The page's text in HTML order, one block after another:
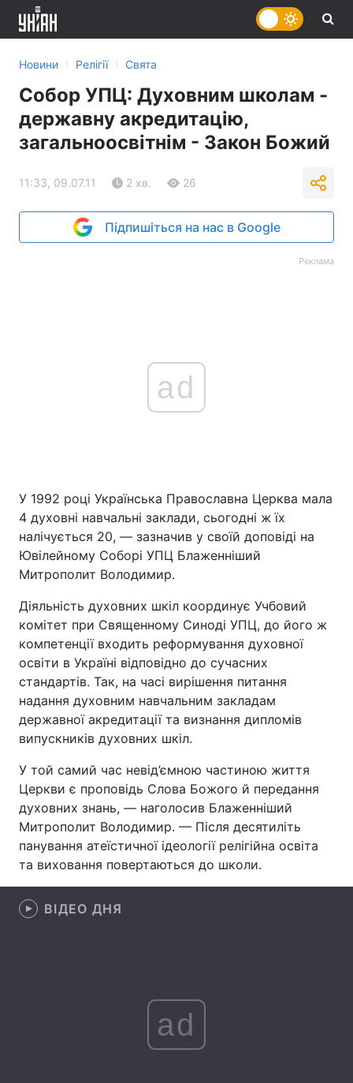
Головна Війна
Україна Політика
Економіка Світ
Техно і зв'язок
Погода
Регіони
Новини › Релігії › Свята
Собор УПЦ: Духовним школам -
державну акредитацію,
загальноосвітнім - Закон Божий
11:33, 09.07.11 2 хв. 26
Підпишіться на нас в Google
Реклама
ad
У 1992 році Українська Православна Церква мала
4 духовні навчальні заклади, сьогодні ж їх
налічується 20, — зазначив у своїй доповіді на
Ювілейному Соборі УПЦ Блаженніший
Митрополит Володимир.
Діяльність духовних шкіл координує Учбовий
комітет при Священному Синоді УПЦ, до його ж
компетенції входить реформування духовної
освіти в Україні відповідно до сучасних
стандартів. Так, на часі вирішення питання
надання духовним навчальним закладам
державної акредитації та визнання дипломів
випускників духовних шкіл.
У той самий час невід’ємною частиною життя
Церкви є проповідь Слова Божого й передання
духовних знань, — наголосив Блаженніший
Митрополит Володимир. — Після десятиліть
панування атеїстичної ідеології релігійна освіта
та виховання повертаються до школи.
ВІДЕО ДНЯ
ad